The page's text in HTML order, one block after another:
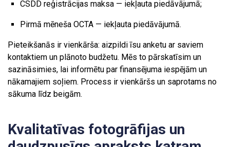
CSDD reģistrācijas maksa — iekļauta piedāvājumā;
Pirmā mēneša OCTA — iekļauta piedāvājumā.
Pieteikšanās ir vienkārša: aizpildi īsu anketu ar saviem
kontaktiem un plānoto budžetu. Mēs to pārskatīsim un
sazināsimies, lai informētu par finansējuma iespējām un
nākamajiem soļiem. Process ir vienkāršs un saprotams no
sākuma līdz beigām.
Kvalitatīvas fotogrāfijas un